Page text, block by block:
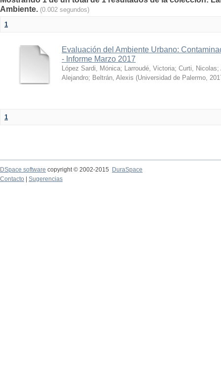
Ambiente. (0.002 segundos)
1
Evaluación del Ambiente Urbano:
- Informe Marzo 2017
López Sardi, Mónica; Larroudé, Victoria; Curti, Nicolas;
Alejandro; Beltrán, Alexis (Universidad de Palermo,
1
DSpace software copyright © 2002-2015
DuraSpace
Contacto
Sugerencias